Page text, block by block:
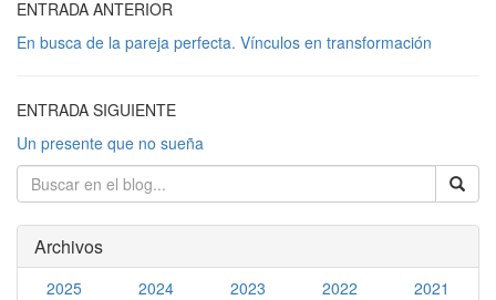
ENTRADA ANTERIOR
En busca de la pareja perfecta. Vínculos en transformación
ENTRADA SIGUIENTE
Un presente que no sueña
Archivos
2025 2024 2023 2022
2021